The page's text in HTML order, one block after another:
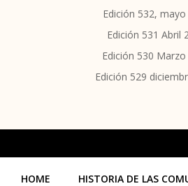
Edición 532,
Edición 531 Abril
Edición 530 Marzo
Edición 529
HOME HISTORIA DE LAS